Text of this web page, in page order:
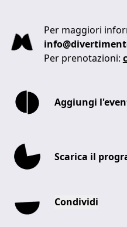
Per maggiori
Per prenotazioni:
Aggiungi
Scarica il
Condividi